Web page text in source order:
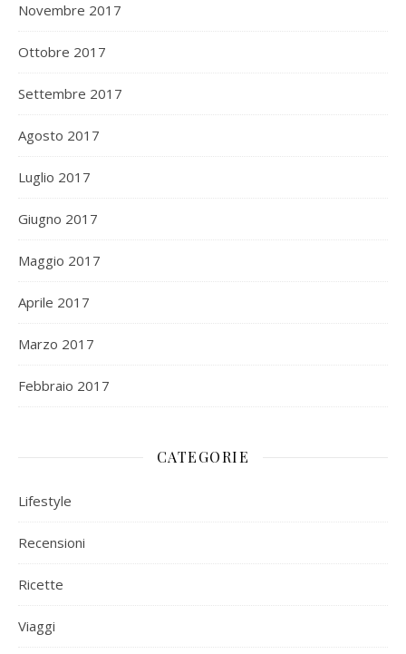
Novembre 2017
Ottobre 2017
Settembre 2017
Agosto 2017
Luglio 2017
Giugno 2017
Maggio 2017
Aprile 2017
Marzo 2017
Febbraio 2017
CATEGORIE
Lifestyle
Recensioni
Ricette
Viaggi